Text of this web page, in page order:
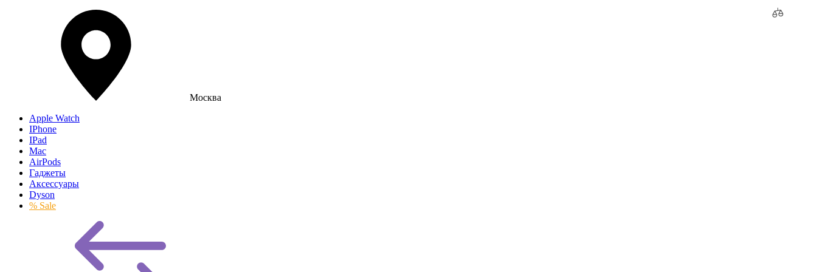
Москва
Apple Watch
IPhone
IPad
Mac
AirPods
Гаджеты
Аксессуары
Dyson
% Sale